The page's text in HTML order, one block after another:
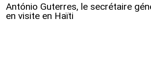
António Guterres, le secrétaire
en visite en Haïti